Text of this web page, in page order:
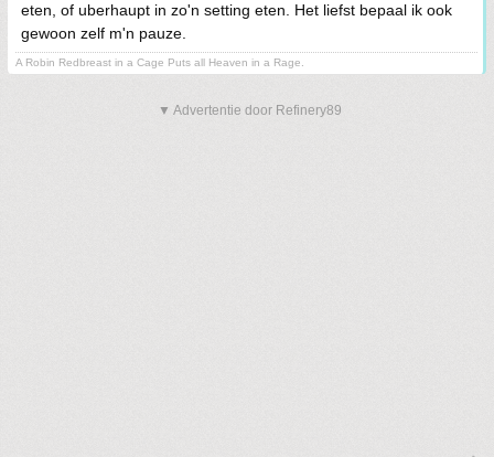
eten, of uberhaupt in zo'n setting eten. Het liefst bepaal ik ook
gewoon zelf m'n pauze.
A Robin Redbreast in a Cage Puts all Heaven in a Rage.
▼ Advertentie door Refinery89